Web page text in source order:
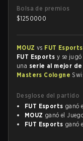
Bolsa de premios
$1250000
MOUZ vs FUT Esports
FUT Esports y se
una serie al mejor
Masters Cologne
Desglose del partido
FUT Esports ganó
MOUZ ganó el
FUT Esports ganó